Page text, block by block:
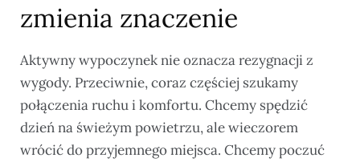
zmienia znaczenie
Aktywny wypoczynek nie oznacza rezygnacji z
wygody. Przeciwnie, coraz częściej szukamy
połączenia ruchu i komfortu. Chcemy spędzić
dzień na świeżym powietrzu, ale wieczorem
wrócić do przyjemnego miejsca. Chcemy poczuć